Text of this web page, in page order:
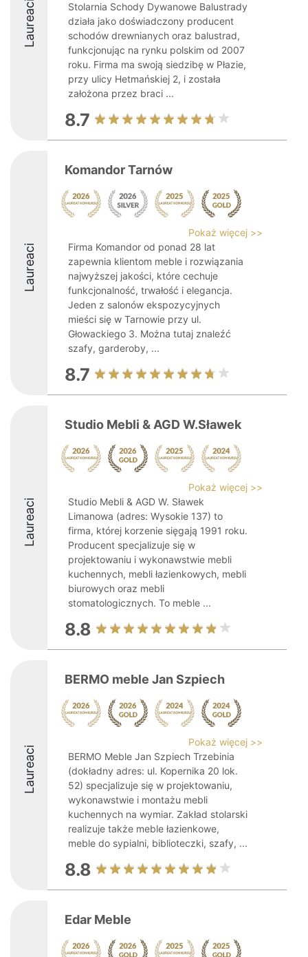
Laureaci
Stolarnia Schody Dywanowe Balustrady
działa jako doświadczony producent
schodów drewnianych oraz balustrad,
funkcjonując na rynku polskim od 2007
roku. Firma ma swoją siedzibę w Płazie,
przy ulicy Hetmańskiej 2, i została
założona przez braci ...
8.7
Laureaci
Komandor Tarnów
Pokaż więcej >>
Firma Komandor od ponad 28 lat
zapewnia klientom meble i rozwiązania
najwyższej jakości, które cechuje
funkcjonalność, trwałość i elegancja.
Jeden z salonów ekspozycyjnych
mieści się w Tarnowie przy ul.
Głowackiego 3. Można tutaj znaleźć
szafy, garderoby, ...
8.7
Laureaci
Studio Mebli & AGD W.Sławek
Pokaż więcej >>
Studio Mebli & AGD W. Sławek
Limanowa (adres: Wysokie 137) to
firma, której korzenie sięgają 1991 roku.
Producent specjalizuje się w
projektowaniu i wykonawstwie mebli
kuchennych, mebli łazienkowych, mebli
biurowych oraz mebli
stomatologicznych. To meble ...
8.8
Laureaci
BERMO meble Jan Szpiech
Pokaż więcej >>
BERMO Meble Jan Szpiech Trzebinia
(dokładny adres: ul. Kopernika 20 lok.
52) specjalizuje się w projektowaniu,
wykonawstwie i montażu mebli
kuchennych na wymiar. Zakład stolarski
realizuje także meble łazienkowe,
meble do sypialni, biblioteczki, szafy, ...
8.8
Edar Meble